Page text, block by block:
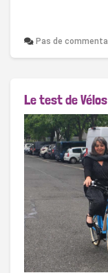
Pas de
Le test de